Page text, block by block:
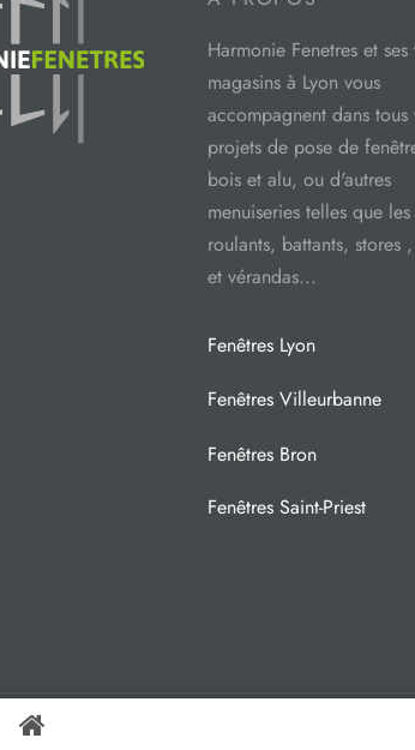
Harmonie Fenetres et ses
magasins à Lyon vous
accompagnent dans tous
projets de pose de
bois et alu, ou d'autres
menuiseries telles que
roulants, battants, stores
et vérandas...
Fenêtres Lyon
Fenêtres Villeurbanne
Fenêtres Bron
Fenêtres Saint-Priest
54, rue Marietton, 69009 Lyon, France.